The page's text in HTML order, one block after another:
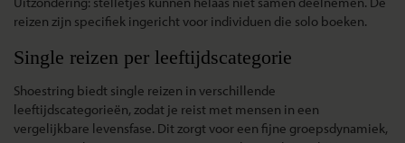
reizen zijn specifiek ingericht voor individuen die solo boeken.
Single reizen per leeftijdscategorie
Shoestring biedt single reizen in verschillende
leeftijdscategorieën, zodat je reist met mensen in een
vergelijkbare levensfase. Dit zorgt voor een fijne groepsdynamiek,